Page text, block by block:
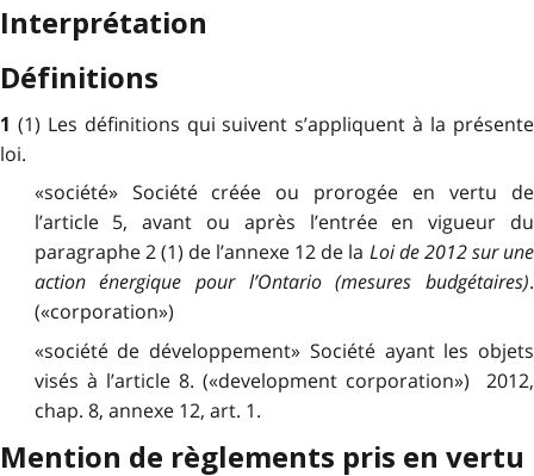
Interprétation
Définitions
1 (1) Les définitions qui suivent s’appliquent à la présente
loi.
«société» Société créée ou prorogée en vertu de
l’article 5, avant ou après l’entrée en vigueur du
paragraphe 2 (1) de l’annexe 12 de la Loi de 2012 sur une
action énergique pour l’Ontario (mesures budgétaires).
(«corporation»)
«société de développement» Société ayant les objets
visés à l’article 8. («development corporation») 2012,
chap. 8, annexe 12, art. 1.
Mention de règlements pris en vertu